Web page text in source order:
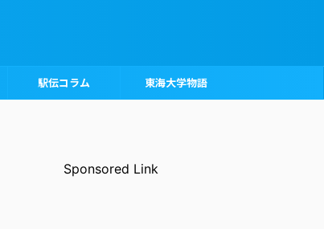
駅伝コラム 東海大学物語
Sponsored Link